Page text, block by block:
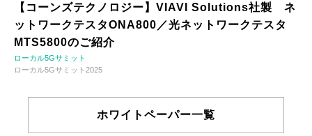
【コーンズテクノロジー】VIAVI Solutions社製 ネ
ットワークテスタONA800／光ネットワークテスタ
MTS5800のご紹介
ローカル5Gサミット
ローカル5Gサミット2025
ホワイトペーパー一覧